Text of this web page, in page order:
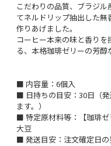
こだわりの品質、ブラジ
てネルドリップ抽出した
作りあげました。
コーヒー本来の味と香り
る、本格珈琲ゼリーの芳醇
■ 内容量：6個入
■ 日持ちの目安：30日（
ます。）
■ 特定原材料等：【珈琲ゼ
大豆
■ 発送目安：注文確定日